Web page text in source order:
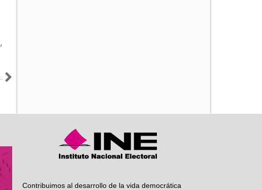
,
Siguiente
Contribuimos al desarrollo de la vida democrática